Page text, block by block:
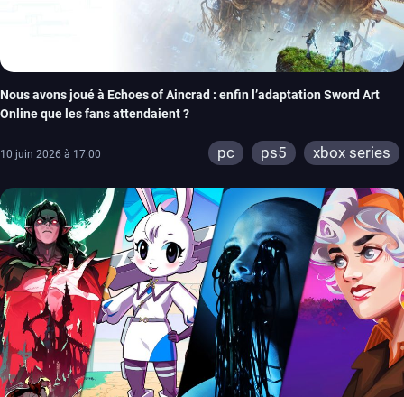
Nous avons joué à Echoes of Aincrad : enfin l’adaptation Sword Art
Online que les fans attendaient ?
10 juin 2026 à 17:00 pc ps5 xbox series